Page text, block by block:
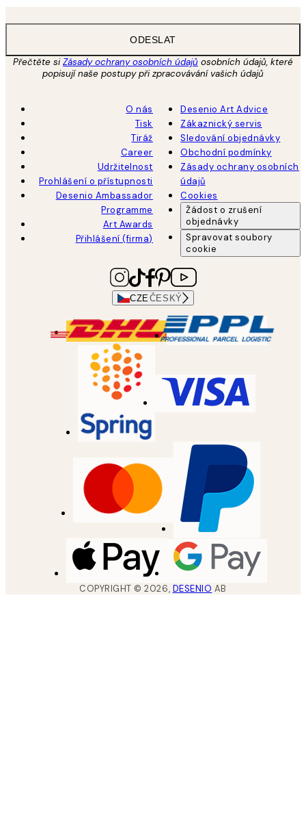
ODESLAT
Přečtěte siZásady ochrany osobních údajů osobních údajů, které
popisují naše postupy při zpracovávání vašich údajů
O nás
Tisk
Tiráž
Career
Udržitelnost
Prohlášení o přístupnosti
Desenio Ambassador
Programme
Art Awards
Přihlášení (firma)
Desenio Art Advice
Zákaznický servis
Sledování objednávky
Obchodní podmínky
Zásady ochrany osobních
údajů
Cookies
Žádost o zrušení
objednávky
Spravovat soubory
cookie
CZE ČESKÝ
COPYRIGHT ©2026, DESENIO AB